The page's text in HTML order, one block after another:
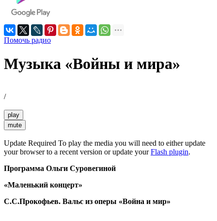
Помочь радио
Музыка «Войны и мира»
/
play
mute
Update Required To play the media you will need to either update
your browser to a recent version or update yourFlash plugin.
Программа Ольги Суровегиной
«Маленький концерт»
С.С.Прокофьев. Вальс из оперы «Война и мир»